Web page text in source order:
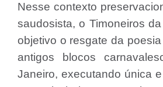
Nesse contexto
saudosista, o Timoneiros
objetivo o resgate da
antigos blocos
Janeiro, executando única